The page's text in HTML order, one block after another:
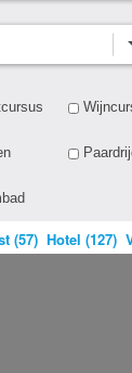
(57) Hotel (127)